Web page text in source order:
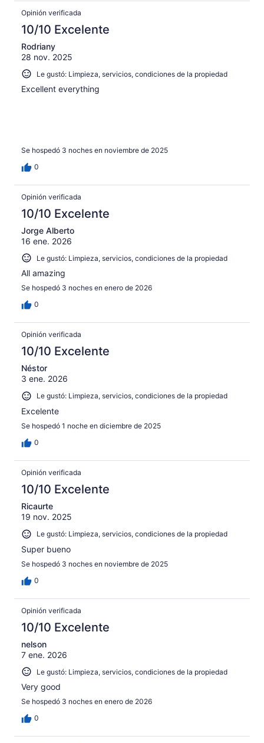
Opinión verificada
10/10 Excelente
Rodriany
28 nov. 2025
Le gustó: Limpieza, servicios, condiciones de la propiedad
Excellent everything
Se hospedó 3 noches en noviembre de 2025
0
Opinión verificada
10/10 Excelente
Jorge Alberto
16 ene. 2026
Le gustó: Limpieza, servicios, condiciones de la propiedad
All amazing
Se hospedó 3 noches en enero de 2026
0
Opinión verificada
10/10 Excelente
Néstor
3 ene. 2026
Le gustó: Limpieza, servicios, condiciones de la propiedad
Excelente
Se hospedó 1 noche en diciembre de 2025
0
Opinión verificada
10/10 Excelente
Ricaurte
19 nov. 2025
Le gustó: Limpieza, servicios, condiciones de la propiedad
Super bueno
Se hospedó 3 noches en noviembre de 2025
0
Opinión verificada
10/10 Excelente
nelson
7 ene. 2026
Le gustó: Limpieza, servicios, condiciones de la propiedad
Very good
Se hospedó 3 noches en enero de 2026
0